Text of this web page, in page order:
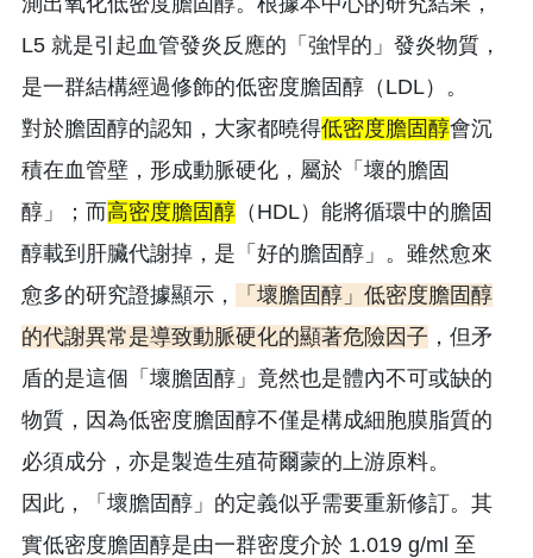
L5 就是引起血管發炎反應的「強悍的」發炎物質，
是一群結構經過修飾的低密度膽固醇（LDL）。
對於膽固醇的認知，大家都曉得低密度膽固醇會沉
積在血管壁，形成動脈硬化，屬於「壞的膽固
醇」；而高密度膽固醇 （HDL）能將循環中的膽固
醇載到肝臟代謝掉，是「好的膽固醇」。雖然愈來
愈多的研究證據顯示，
「壞膽固醇」低密度膽固醇
的代謝異常是導致動脈硬化的顯著危險因子 ，但矛
盾的是這個「壞膽固醇」竟然也是體內不可或缺的
物質，因為低密度膽固醇不僅是構成細胞膜脂質的
必須成分，亦是製造生殖荷爾蒙的上游原料。
因此，「壞膽固醇」的定義似乎需要重新修訂。其
實低密度膽固醇是由一群密度介於 1.019 g/ml 至